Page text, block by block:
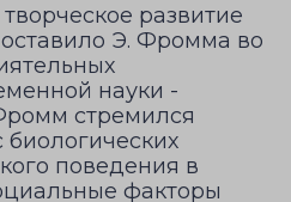
развитие
Э. Фромма во
науки -
стремился
биологических
поведения в
факторы